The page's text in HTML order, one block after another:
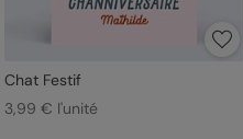
Chat Festif
3,99 € l'unité